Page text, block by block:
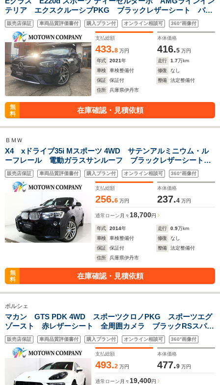
テリア エクスクルーシブPKG ブラックレザーシート パワ
ーシート シートヒーター LEDヘッドライト 純正ナビ バ
ック・全方位カメラ ブルメスタサウンド ヘッドアップディ
スプレイ
販売店保証 車両品質評価書付 購入プラン付 オンライン相談可 360°画像付
支払総額
433.8 万円
本体価格
416.5 万円
年式
2021年 走行 1.7万km
車検
車検整備付 修復
なし
保証
保証付 整備
法定整備付
住所
兵庫県伊丹市
無
料
在庫確認・見積依頼
ＢＭＷ
X4 xドライブ35i Mスポーツ 4WD サテンアルミニウム・ル
ーフレール 電動ガラスサンルーフ ブラックレザーシート 6
気筒エンジン アクティブクルーズ ヘッドアップディスプレ
イ 全周囲カメラ LEDヘッドライト フロント&バックカメ
ラ 記録簿
販売店保証 車両品質評価書付 購入プラン付 オンライン相談可 360°画像付
支払総額
256.6 万円
本体価格
237.4 万円
通常ローン 月々 18,700円
年式 2014年 走行 0.9万km
車検
車検整備付 修復
なし
保証
保証付 整備
法定整備付
住所
兵庫県伊丹市
無
料
在庫確認・見積依頼
ポルシェ
マカン GTS PDK 4WD スポーツクロノPKG スポーツエグ
ゾースト 赤レザーシート 全周囲カメラ ブラックRSスパイ
ダー20インチAW ポルシェエントリー クルコン 電動シー
ト 純正ナビ 地デジ バックカメラ 電動リアゲート
販売店保証 車両品質評価書付 購入プラン付 オンライン相談可 360°画像付
支払総額
493.2 万円
本体価格
477.9 万円
通常ローン 月々 19,400円